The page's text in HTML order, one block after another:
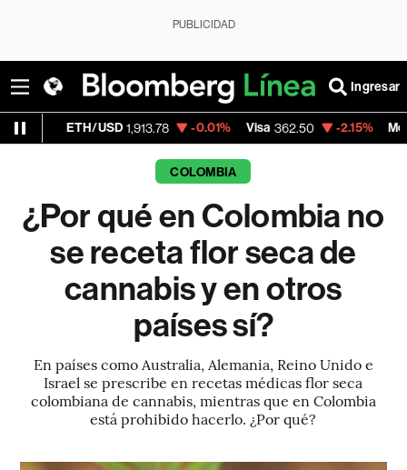
PUBLICIDAD
Ingresar
1,913.78 -0.01% Visa 362.50 -2.15% MercadoLibre
COLOMBIA
¿Por qué en Colombia no
se receta flor seca de
cannabis y en otros
países sí?
En países como Australia, Alemania, Reino Unido e
Israel se prescribe en recetas médicas flor seca
colombiana de cannabis, mientras que en Colombia
está prohibido hacerlo. ¿Por qué?